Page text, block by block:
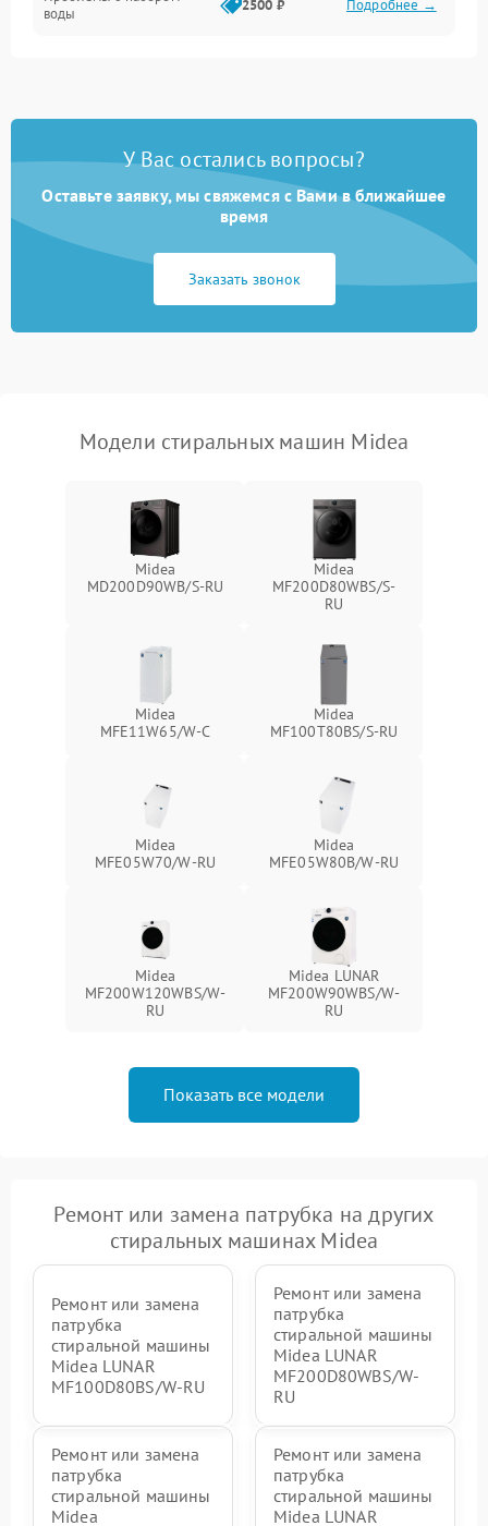
воды
2500 ₽ Подробнее →
Замена платы управления 2200 ₽ Подробнее →
У Вас остались вопросы?
Оставьте заявку, мы свяжемся с Вами в ближайшее
время
Заказать звонок
Модели стиральных машин Midea
Midea
MD200D90WB/S-RU
Midea
MF200D80WBS/S-
RU
Midea
MFE11W65/W-C
Midea
MF100T80BS/S-RU
Midea
MFE05W70/W-RU
Midea
MFE05W80B/W-RU
Midea
MF200W120WBS/W-
RU
Midea LUNAR
MF200W90WBS/W-
RU
Показать все модели
Ремонт или замена патрубка на других
стиральных машинах Midea
Ремонт или замена
патрубка
стиральной машины
Midea LUNAR
MF100D80BS/W-RU
Ремонт или замена
патрубка
стиральной машины
Midea LUNAR
MF200D80WBS/W-
RU
Ремонт или замена
патрубка
стиральной машины
Midea
Ремонт или замена
патрубка
стиральной машины
Midea LUNAR